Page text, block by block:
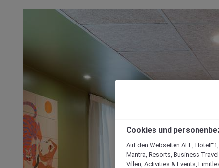
Cookies und
Auf den Webseiten ALL,
Mantra, Resorts, Business
Villen, Activities & Events,